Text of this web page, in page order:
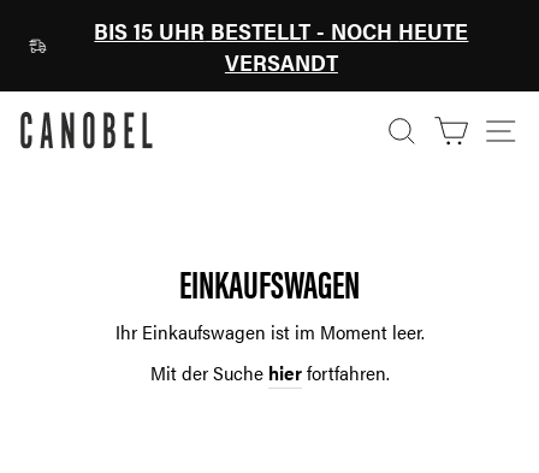
zum
BIS 15 UHR BESTELLT - NOCH HEUTE
VERSANDT
SUCHE
EINKAUFSWAGEN
Ihr Einkaufswagen ist im Moment leer.
Mit der Suche hierfortfahren.